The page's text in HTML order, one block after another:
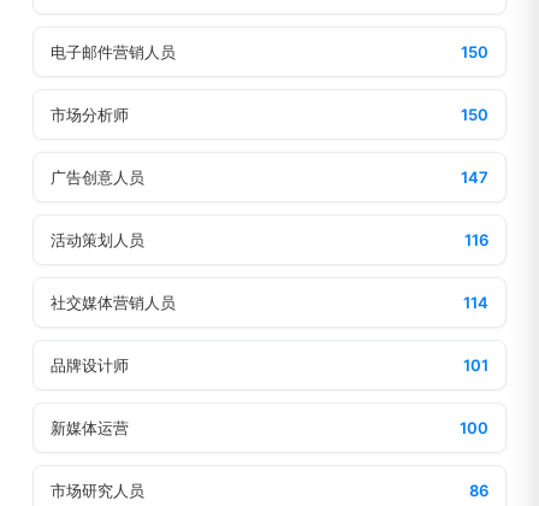
电子邮件营销人员 150
市场分析师 150
广告创意人员 147
活动策划人员 116
社交媒体营销人员 114
品牌设计师 101
新媒体运营 100
市场研究人员 86